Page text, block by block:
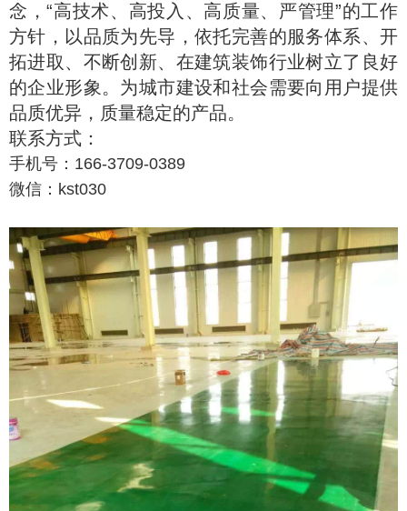
念，“高技术、高投入、高质量、严管理”的工作
方针，以品质为先导，依托完善的服务体系、开
拓进取、不断创新、在建筑装饰行业树立了良好
的企业形象。为城市建设和社会需要向用户提供
品质优异，质量稳定的产品。
联系方式：
手机号：166-3709-0389
微信：kst030